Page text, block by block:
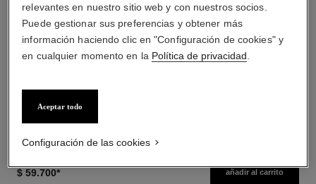
coco mademoiselle
Eau de Parfum Vaporizador
Ref. 116520
$267,178
Ver información
hydra beauty micro crème yeux
Crema Hidratante Iluminadora
para Ojos
$ 59.700* añadir al carrito
relevantes en nuestro sitio web y con nuestros socios.
Puede gestionar sus preferencias y obtener más
información haciendo clic en "Configuración de cookies" y
en cualquier momento en la Política de privacidad
Aceptar todo
Configuración de las cookies